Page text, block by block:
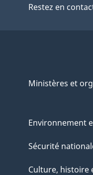
Restez en
Ministères et
Environnement
Sécurité
Culture, histoire